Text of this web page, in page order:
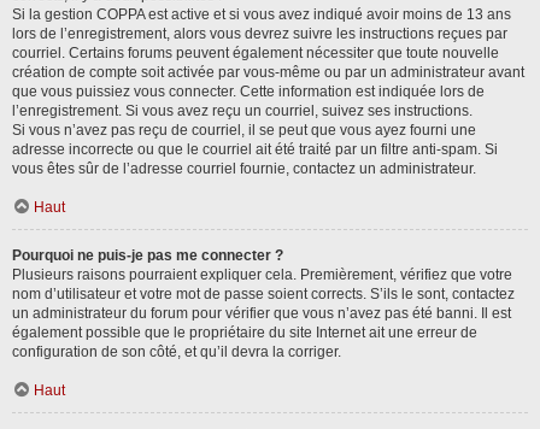
Si la gestion COPPA est active et si vous avez indiqué avoir moins de 13 ans
lors de l’enregistrement, alors vous devrez suivre les instructions reçues par
courriel. Certains forums peuvent également nécessiter que toute nouvelle
création de compte soit activée par vous-même ou par un administrateur avant
que vous puissiez vous connecter. Cette information est indiquée lors de
l’enregistrement. Si vous avez reçu un courriel, suivez ses instructions.
Si vous n’avez pas reçu de courriel, il se peut que vous ayez fourni une
adresse incorrecte ou que le courriel ait été traité par un filtre anti-spam. Si
vous êtes sûr de l’adresse courriel fournie, contactez un administrateur.
Haut
Pourquoi ne puis-je pas me connecter ?
Plusieurs raisons pourraient expliquer cela. Premièrement, vérifiez que votre
nom d’utilisateur et votre mot de passe soient corrects. S’ils le sont, contactez
un administrateur du forum pour vérifier que vous n’avez pas été banni. Il est
également possible que le propriétaire du site Internet ait une erreur de
configuration de son côté, et qu’il devra la corriger.
Haut